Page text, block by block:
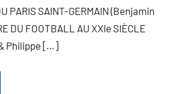
PARIS SAINT-GERMAIN (Benjamin
DU FOOTBALL AU XXIe SIÈCLE
Philippe […]